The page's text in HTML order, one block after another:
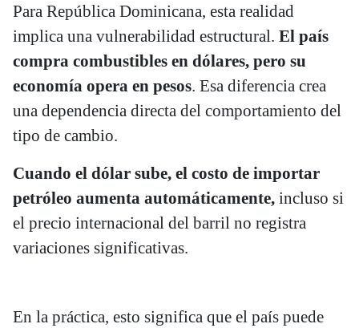
Para República Dominicana, esta realidad
implica una vulnerabilidad estructural. El país
compra combustibles en dólares, pero su
economía opera en pesos. Esa diferencia crea
una dependencia directa del comportamiento del
tipo de cambio.
Cuando el dólar sube, el costo de importar
petróleo aumenta automáticamente, incluso si
el precio internacional del barril no registra
variaciones significativas.
En la práctica, esto significa que el país puede